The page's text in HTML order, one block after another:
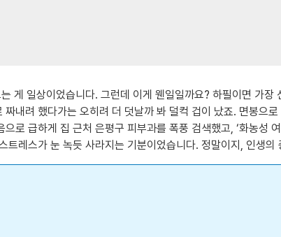
게 일상이었습니다. 그런데 이게 웬일일까요? 하필이면 가
내려 했다가는 오히려 더 덧날까 봐 덜컥 겁이 났죠. 면봉으
로 급하게 집 근처 은평구 피부과를 폭풍 검색했고, ‘화농성
레스가 눈 녹듯 사라지는 기분이었습니다. 정말이지, 인생